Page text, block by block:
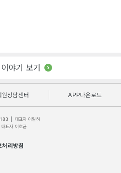
야기 보기
원상담센터 APP다운로드
대표자 이일하
대표자 이호균
처리방침